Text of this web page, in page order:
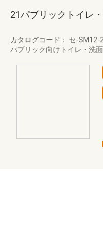
21パブリックトイレ
カタログコード： セ-SM12-
パブリック向けトイレ・洗